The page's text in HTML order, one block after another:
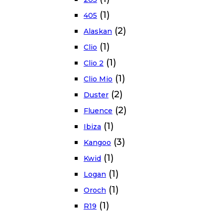
405 (1)
Alaskan (2)
Clio (1)
Clio 2 (1)
Clio Mio (1)
Duster (2)
Fluence (2)
Ibiza (1)
Kangoo (3)
Kwid (1)
Logan (1)
Oroch (1)
R19 (1)